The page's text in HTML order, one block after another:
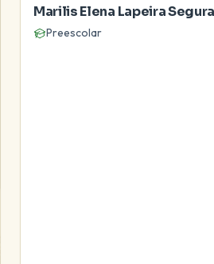
Marilis Elena Lapeira Segura
Preescolar